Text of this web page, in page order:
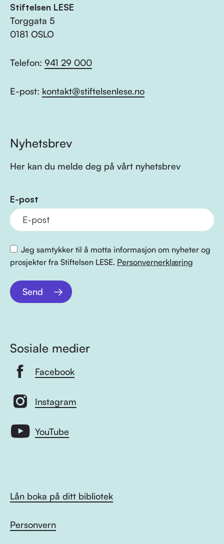
Stiftelsen LESE
Torggata 5
0181 OSLO
Telefon: 941 29 000
E-post: kontakt@stiftelsenlese.no
Nyhetsbrev
Her kan du melde deg på vårt nyhetsbrev
E-post
Jeg samtykker til å motta informasjon om nyheter og
prosjekter fra Stiftelsen LESE. Personvernerklæring
Send
Sosiale medier
Facebook
Instagram
YouTube
Lån boka på ditt bibliotek
Personvern